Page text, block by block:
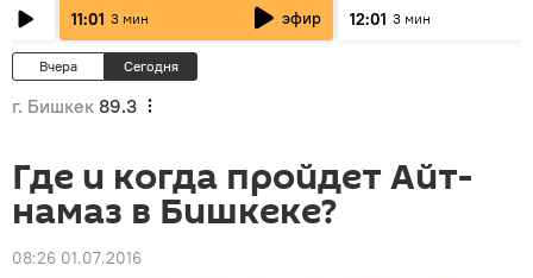
11:01 3 мин эфир
12:01 3 мин
Вчера Сегодня
г. Бишкек 89.3
Где и когда пройдет Айт-
намаз в Бишкеке?
08:26 01.07.2016